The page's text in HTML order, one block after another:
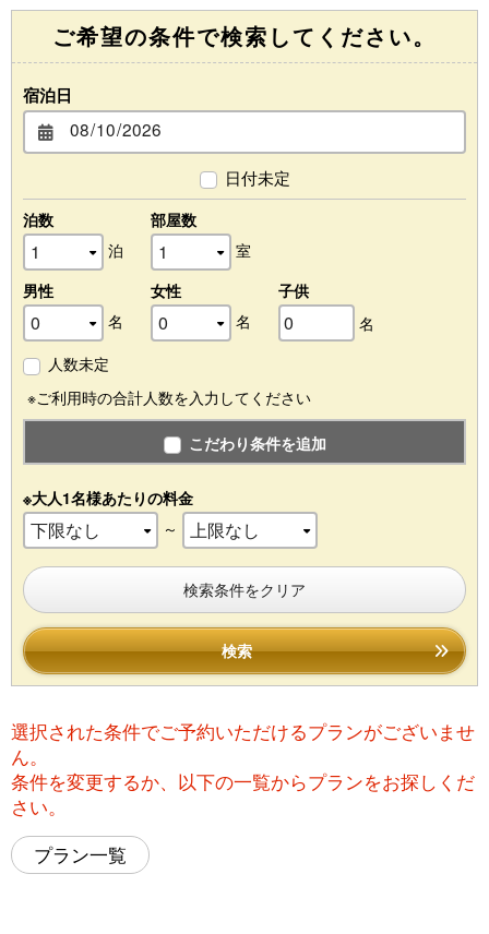
ご希望の条件で検索してください。
宿泊日
日付未定
泊数
泊
部屋数
室
男性
名
女性
名
子供
名
人数未定
※ご利用時の合計人数を入力してください
こだわり条件を追加
※大人1名様あたりの料金
～
検索条件をクリア
検索
選択された条件でご予約いただけるプランがございませ
ん。
条件を変更するか、以下の一覧からプランをお探しくだ
さい。
プラン一覧